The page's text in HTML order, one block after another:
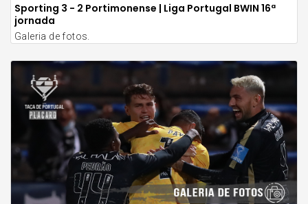
Sporting 3 - 2 Portimonense | Liga Portugal BWIN 16ª
jornada
Galeria de fotos.